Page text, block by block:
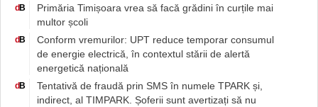
dB
Primăria Timișoara vrea să facă grădini în curțile mai
multor școli
dB
Conform vremurilor: UPT reduce temporar consumul
de energie electrică, în contextul stării de alertă
energetică națională
dB
Tentativă de fraudă prin SMS în numele TPARK și,
indirect, al TIMPARK. Șoferii sunt avertizați să nu